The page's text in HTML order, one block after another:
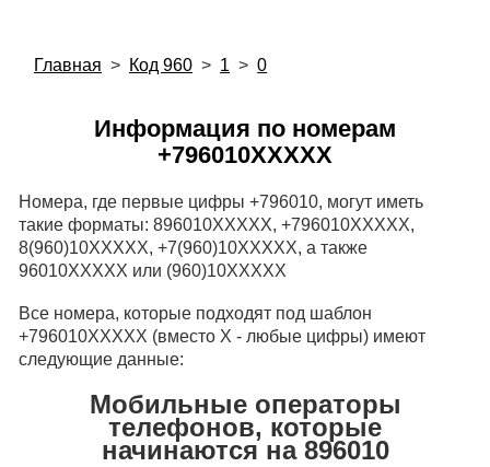
Главная > Код 960 > 1 > 0
Информация по номерам
+796010XXXXX
Номера, где первые цифры +796010, могут иметь
такие форматы: 896010XXXXX, +796010XXXXX,
8(960)10XXXXX, +7(960)10XXXXX, а также
96010XXXXX или (960)10XXXXX
Все номера, которые подходят под шаблон
+796010XXXXX (вместо X - любые цифры) имеют
следующие данные:
Мобильные операторы
телефонов, которые
начинаются на 896010